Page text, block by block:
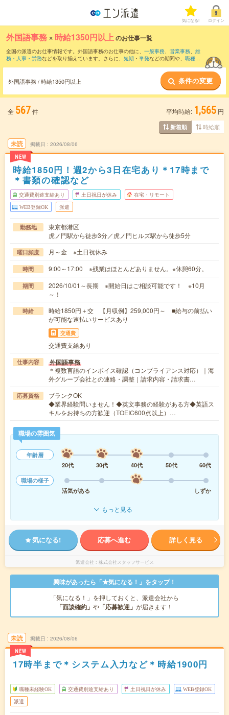
気になる! ログイン
外国語事務 × 時給1350円以上のお仕事一覧
全国の派遣のお仕事情報です。外国語事務のお仕事の他に、 一般事務、 営業事務、 総
務・人事・労務などを取り揃えています。さらに、 短期 ・ 単発などの期間や、 職種未
外国語事務 / 時給1350円以上 条件の変更
全 567件 平均時給: 1,565 円
新着順 時給順
未読
NEW
掲載日 2026/08/06
時給1850円！週2から3日在宅あり＊17時まで
＊書類の確認など
交通費別途支給あり 土日祝日が休み 在宅・リモート
WEB登録OK 派遣
勤務地
東京都港区
虎ノ門駅から徒歩3分／虎ノ門ヒルズ駅から徒歩5分
曜日頻度 月～金 ※土日祝休み
時間 9:00～17:00 ※残業はほとんどありません。※休憩60分。
期間
2026/10/01～長期 ※開始日はご相談可能です！ ※10月
～！
時給
時給1850円＋交 【月収例】259,000円～ ■給与の前払い
が可能な速払いサービスあり
交通費
交通費支給あり
仕事内容 外国語事務
＊複数言語のインボイス確認（コンプライアンス対応）｜海
外グループ会社との連絡・調整｜請求内容・請求書…
応募資格
ブランクOK
◆業界経験問いません！◆英文事務の経験がある方◆英語ス
キルをお持ちの方歓迎（TOEIC600点以上）…
職場の雰囲気
年齢層
20代
30代 40代 50代
60代
職場の様子
活気がある
しずか
もっと見る
気になる! 応募へ進む 詳しく見る
派遣会社 株式会社スタッフサービス
興味があったら「★気になる！」をタップ！
「気になる！」を押しておくと、派遣会社から
「面談確約」 や 「応募歓迎」 が届きます！
未読
NEW
掲載日 2026/08/06
17時半まで＊システム入力など＊時給1900円
職種未経験OK 交通費別途支給あり 土日祝日が休み WEB登録OK
派遣